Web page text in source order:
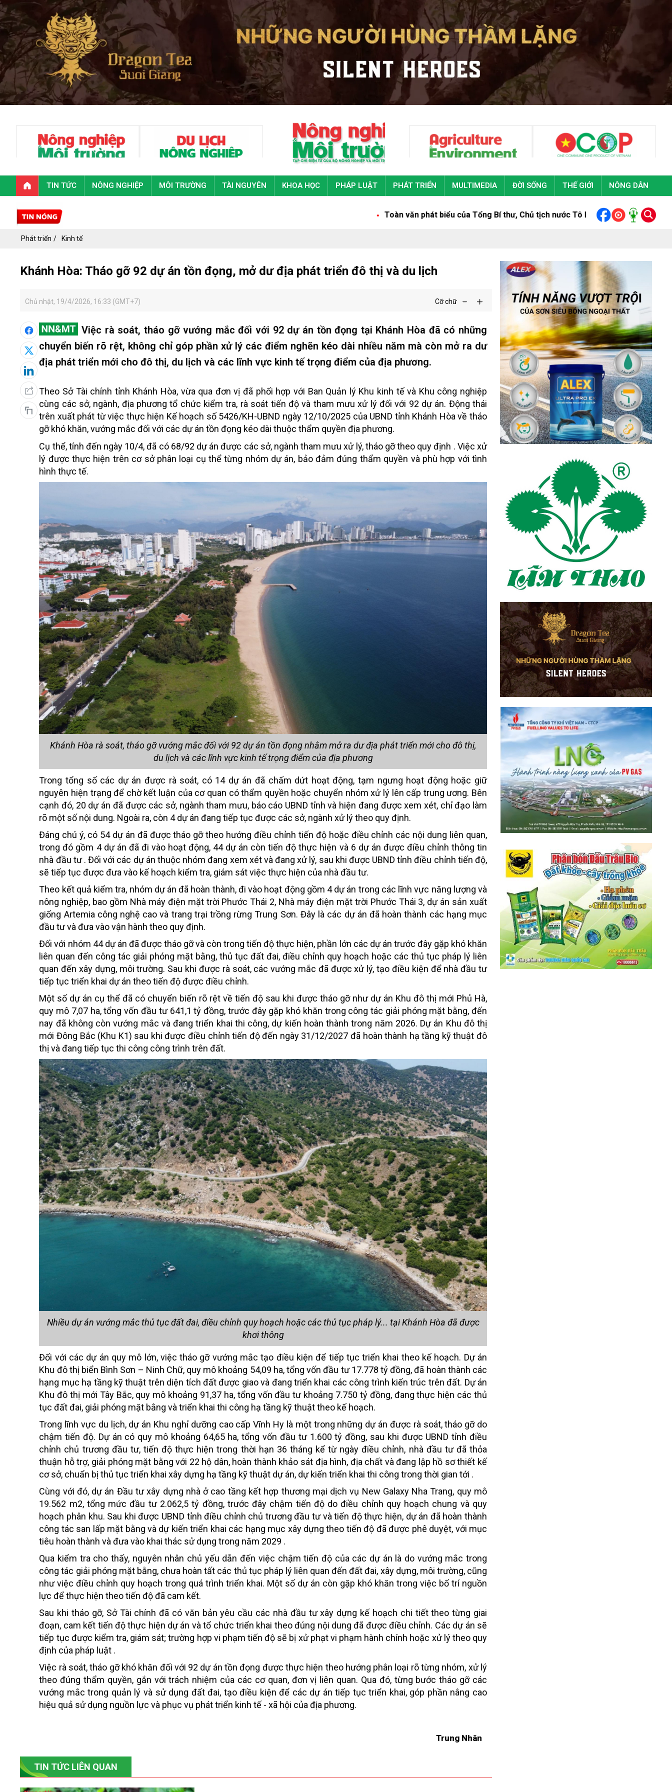
TIN TỨC NÔNG NGHIỆP MÔI TRƯỜNG TÀI NGUYÊN KHOA HỌC PHÁP LUẬT PHÁT TRIỂN MULTIMEDIA ĐỜI SỐNG THẾ GIỚI NÔNG DÂN
Toàn văn phát biểu của Tổng Bí thư, Chủ tịch nước Tô Lâm tại Đại hội đại biểu toàn quốc
Phát triển Kinh tế
Khánh Hòa: Tháo gỡ 92 dự án tồn đọng, mở dư địa phát triển đô thị và du lịch
Chủ nhật, 19/4/2026, 16:33 (GMT+7) Cỡ chữ
Việc rà soát, tháo gỡ vướng mắc đối với 92 dự án tồn đọng tại Khánh Hòa đã có những
chuyển biến rõ rệt, không chỉ góp phần xử lý các điểm nghẽn kéo dài nhiều năm mà còn mở ra dư
địa phát triển mới cho đô thị, du lịch và các lĩnh vực kinh tế trọng điểm của địa phương.
Theo Sở Tài chính tỉnh Khánh Hòa, vừa qua đơn vị đã phối hợp với Ban Quản lý Khu kinh tế và Khu công nghiệp
cùng các sở, ngành, địa phương tổ chức kiểm tra, rà soát tiến độ và tham mưu xử lý đối với 92 dự án. Động thái
trên xuất phát từ việc thực hiện Kế hoạch số 5426/KH-UBND ngày 12/10/2025 của UBND tỉnh Khánh Hòa về tháo
gỡ khó khăn, vướng mắc đối với các dự án tồn đọng kéo dài thuộc thẩm quyền địa phương.
Cụ thể, tính đến ngày 10/4, đã có 68/92 dự án được các sở, ngành tham mưu xử lý, tháo gỡ theo quy định . Việc xử
lý được thực hiện trên cơ sở phân loại cụ thể từng nhóm dự án, bảo đảm đúng thẩm quyền và phù hợp với tình
hình thực tế.
Khánh Hòa rà soát, tháo gỡ vướng mắc đối với 92 dự án tồn đọng nhằm mở ra dư địa phát triển mới cho đô thị,
du lịch và các lĩnh vực kinh tế trọng điểm của địa phương
Trong tổng số các dự án được rà soát, có 14 dự án đã chấm dứt hoạt động, tạm ngưng hoạt động hoặc giữ
nguyên hiện trạng để chờ kết luận của cơ quan có thẩm quyền hoặc chuyển nhóm xử lý lên cấp trung ương. Bên
cạnh đó, 20 dự án đã được các sở, ngành tham mưu, báo cáo UBND tỉnh và hiện đang được xem xét, chỉ đạo làm
rõ một số nội dung. Ngoài ra, còn 4 dự án đang tiếp tục được các sở, ngành xử lý theo quy định.
Đáng chú ý, có 54 dự án đã được tháo gỡ theo hướng điều chỉnh tiến độ hoặc điều chỉnh các nội dung liên quan,
trong đó gồm 4 dự án đã đi vào hoạt động, 44 dự án còn tiến độ thực hiện và 6 dự án được điều chỉnh thông tin
nhà đầu tư . Đối với các dự án thuộc nhóm đang xem xét và đang xử lý, sau khi được UBND tỉnh điều chỉnh tiến độ,
sẽ tiếp tục được đưa vào kế hoạch kiểm tra, giám sát việc thực hiện của nhà đầu tư.
Theo kết quả kiểm tra, nhóm dự án đã hoàn thành, đi vào hoạt động gồm 4 dự án trong các lĩnh vực năng lượng và
nông nghiệp, bao gồm Nhà máy điện mặt trời Phước Thái 2, Nhà máy điện mặt trời Phước Thái 3, dự án sản xuất
giống Artemia công nghệ cao và trang trại trồng rừng Trung Sơn. Đây là các dự án đã hoàn thành các hạng mục
đầu tư và đưa vào vận hành theo quy định.
Đối với nhóm 44 dự án đã được tháo gỡ và còn trong tiến độ thực hiện, phần lớn các dự án trước đây gặp khó khăn
liên quan đến công tác giải phóng mặt bằng, thủ tục đất đai, điều chỉnh quy hoạch hoặc các thủ tục pháp lý liên
quan đến xây dựng, môi trường. Sau khi được rà soát, các vướng mắc đã được xử lý, tạo điều kiện để nhà đầu tư
tiếp tục triển khai dự án theo tiến độ được điều chỉnh.
Một số dự án cụ thể đã có chuyển biến rõ rệt về tiến độ sau khi được tháo gỡ như dự án Khu đô thị mới Phủ Hà,
quy mô 7,07 ha, tổng vốn đầu tư 641,1 tỷ đồng, trước đây gặp khó khăn trong công tác giải phóng mặt bằng, đến
nay đã không còn vướng mắc và đang triển khai thi công, dự kiến hoàn thành trong năm 2026. Dự án Khu đô thị
mới Đông Bắc (Khu K1) sau khi được điều chỉnh tiến độ đến ngày 31/12/2027 đã hoàn thành hạ tầng kỹ thuật đô
thị và đang tiếp tục thi công công trình trên đất.
Nhiều dự án vướng mắc thủ tục đất đai, điều chỉnh quy hoạch hoặc các thủ tục pháp lý... tại Khánh Hòa đã được
khơi thông
Đối với các dự án quy mô lớn, việc tháo gỡ vướng mắc tạo điều kiện để tiếp tục triển khai theo kế hoạch. Dự án
Khu đô thị biển Bình Sơn – Ninh Chữ, quy mô khoảng 54,09 ha, tổng vốn đầu tư 17.778 tỷ đồng, đã hoàn thành các
hạng mục hạ tầng kỹ thuật trên diện tích đất được giao và đang triển khai các công trình kiến trúc trên đất. Dự án
Khu đô thị mới Tây Bắc, quy mô khoảng 91,37 ha, tổng vốn đầu tư khoảng 7.750 tỷ đồng, đang thực hiện các thủ
tục đất đai, giải phóng mặt bằng và triển khai thi công hạ tầng kỹ thuật theo kế hoạch.
Trong lĩnh vực du lịch, dự án Khu nghỉ dưỡng cao cấp Vĩnh Hy là một trong những dự án được rà soát, tháo gỡ do
chậm tiến độ. Dự án có quy mô khoảng 64,65 ha, tổng vốn đầu tư 1.600 tỷ đồng, sau khi được UBND tỉnh điều
chỉnh chủ trương đầu tư, tiến độ thực hiện trong thời hạn 36 tháng kể từ ngày điều chỉnh, nhà đầu tư đã thỏa
thuận hỗ trợ, giải phóng mặt bằng với 22 hộ dân, hoàn thành khảo sát địa hình, địa chất và đang lập hồ sơ thiết kế
cơ sở, chuẩn bị thủ tục triển khai xây dựng hạ tầng kỹ thuật dự án, dự kiến triển khai thi công trong thời gian tới .
Cùng với đó, dự án Đầu tư xây dựng nhà ở cao tầng kết hợp thương mại dịch vụ New Galaxy Nha Trang, quy mô
19.562 m2, tổng mức đầu tư 2.062,5 tỷ đồng, trước đây chậm tiến độ do điều chỉnh quy hoạch chung và quy
hoạch phân khu. Sau khi được UBND tỉnh điều chỉnh chủ trương đầu tư và tiến độ thực hiện, dự án đã hoàn thành
công tác san lấp mặt bằng và dự kiến triển khai các hạng mục xây dựng theo tiến độ đã được phê duyệt, với mục
tiêu hoàn thành và đưa vào khai thác sử dụng trong năm 2029 .
Qua kiểm tra cho thấy, nguyên nhân chủ yếu dẫn đến việc chậm tiến độ của các dự án là do vướng mắc trong
công tác giải phóng mặt bằng, chưa hoàn tất các thủ tục pháp lý liên quan đến đất đai, xây dựng, môi trường, cũng
như việc điều chỉnh quy hoạch trong quá trình triển khai. Một số dự án còn gặp khó khăn trong việc bố trí nguồn
lực để thực hiện theo tiến độ đã cam kết.
Sau khi tháo gỡ, Sở Tài chính đã có văn bản yêu cầu các nhà đầu tư xây dựng kế hoạch chi tiết theo từng giai
đoạn, cam kết tiến độ thực hiện dự án và tổ chức triển khai theo đúng nội dung đã được điều chỉnh. Các dự án sẽ
tiếp tục được kiểm tra, giám sát; trường hợp vi phạm tiến độ sẽ bị xử phạt vi phạm hành chính hoặc xử lý theo quy
định của pháp luật .
Việc rà soát, tháo gỡ khó khăn đối với 92 dự án tồn đọng được thực hiện theo hướng phân loại rõ từng nhóm, xử lý
theo đúng thẩm quyền, gắn với trách nhiệm của các cơ quan, đơn vị liên quan. Qua đó, từng bước tháo gỡ các
vướng mắc trong quản lý và sử dụng đất đai, tạo điều kiện để các dự án tiếp tục triển khai, góp phần nâng cao
hiệu quả sử dụng nguồn lực và phục vụ phát triển kinh tế - xã hội của địa phương.
Trung Nhân
TIN TỨC LIÊN QUAN